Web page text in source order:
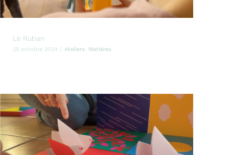
Le Ruban
25 octobre 2024 Ateliers, Matières